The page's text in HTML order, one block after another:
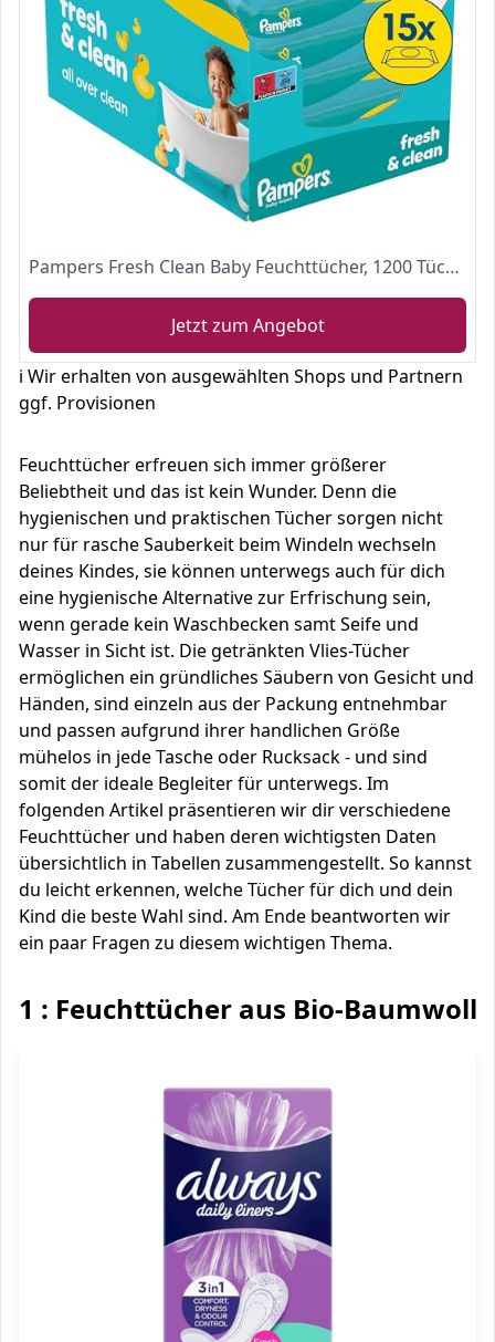
Pampers Fresh Clean Baby Feuchttücher, 1200 Tücher (15 x 80) Mit Frischem Duft, Dermatologisch Getestet
Jetzt zum Angebot
ℹ️ Wir erhalten von ausgewählten Shops und Partnern
ggf. Provisionen
Feuchttücher erfreuen sich immer größerer
Beliebtheit und das ist kein Wunder. Denn die
hygienischen und praktischen Tücher sorgen nicht
nur für rasche Sauberkeit beim Windeln wechseln
deines Kindes, sie können unterwegs auch für dich
eine hygienische Alternative zur Erfrischung sein,
wenn gerade kein Waschbecken samt Seife und
Wasser in Sicht ist. Die getränkten Vlies-Tücher
ermöglichen ein gründliches Säubern von Gesicht und
Händen, sind einzeln aus der Packung entnehmbar
und passen aufgrund ihrer handlichen Größe
mühelos in jede Tasche oder Rucksack - und sind
somit der ideale Begleiter für unterwegs. Im
folgenden Artikel präsentieren wir dir verschiedene
Feuchttücher und haben deren wichtigsten Daten
übersichtlich in Tabellen zusammengestellt. So kannst
du leicht erkennen, welche Tücher für dich und dein
Kind die beste Wahl sind. Am Ende beantworten wir
ein paar Fragen zu diesem wichtigen Thema.
1 : Feuchttücher aus Bio-Baumwolle